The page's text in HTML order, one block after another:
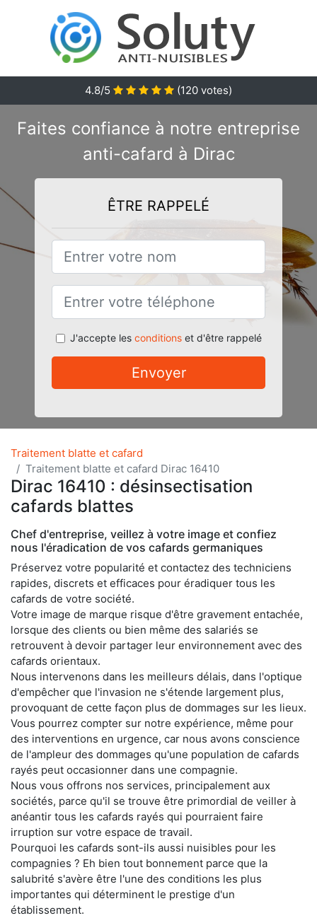
4.8/5 (120 votes)
Faites confiance à notre entreprise
anti-cafard à Dirac
ÊTRE RAPPELÉ
J'accepte les conditionset d'être rappelé
Envoyer
Traitement blatte et cafard
Traitement blatte et cafard Dirac 16410
Dirac 16410 : désinsectisation
cafards blattes
Chef d'entreprise, veillez à votre image et confiez
nous l'éradication de vos cafards germaniques
Préservez votre popularité et contactez des techniciens
rapides, discrets et efficaces pour éradiquer tous les
cafards de votre société.
Votre image de marque risque d'être gravement entachée,
lorsque des clients ou bien même des salariés se
retrouvent à devoir partager leur environnement avec des
cafards orientaux.
Nous intervenons dans les meilleurs délais, dans l'optique
d'empêcher que l'invasion ne s'étende largement plus,
provoquant de cette façon plus de dommages sur les lieux.
Vous pourrez compter sur notre expérience, même pour
des interventions en urgence, car nous avons conscience
de l'ampleur des dommages qu'une population de cafards
rayés peut occasionner dans une compagnie.
Nous vous offrons nos services, principalement aux
sociétés, parce qu'il se trouve être primordial de veiller à
anéantir tous les cafards rayés qui pourraient faire
irruption sur votre espace de travail.
Pourquoi les cafards sont-ils aussi nuisibles pour les
compagnies ? Eh bien tout bonnement parce que la
salubrité s'avère être l'une des conditions les plus
importantes qui déterminent le prestige d'un
établissement.